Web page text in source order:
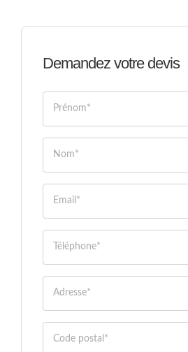
Demandez votre devis